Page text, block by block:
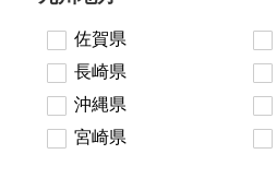
佐賀県
長崎県
沖縄県
宮崎県